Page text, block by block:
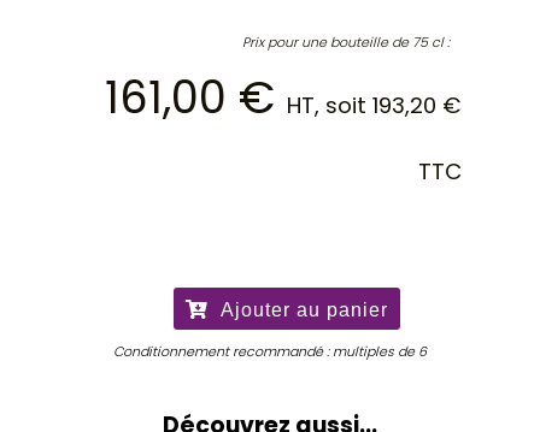
Prix pour une bouteille de 75 cl :
161,00 € HT, soit193,20 €
TTC
Carruades
de
Lafite
Ajouter au panier
Conditionnement recommandé : multiples de 6
Découvrez aussi...